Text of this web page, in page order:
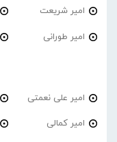
امیر شریعت
امیر طورانی
امیر علی نعمتی
امیر کمالی